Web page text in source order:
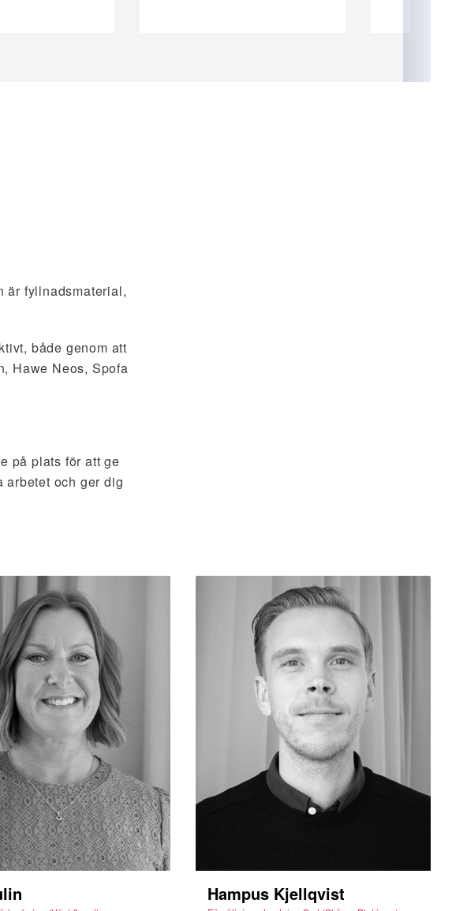
är fyllnadsmaterial,
både genom att
Hawe Neos, Spofa
på plats för att ge
och ger dig
Hampus Kjellqvist